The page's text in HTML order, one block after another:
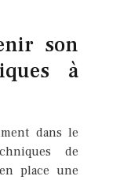
son
à
dans le
de
place une